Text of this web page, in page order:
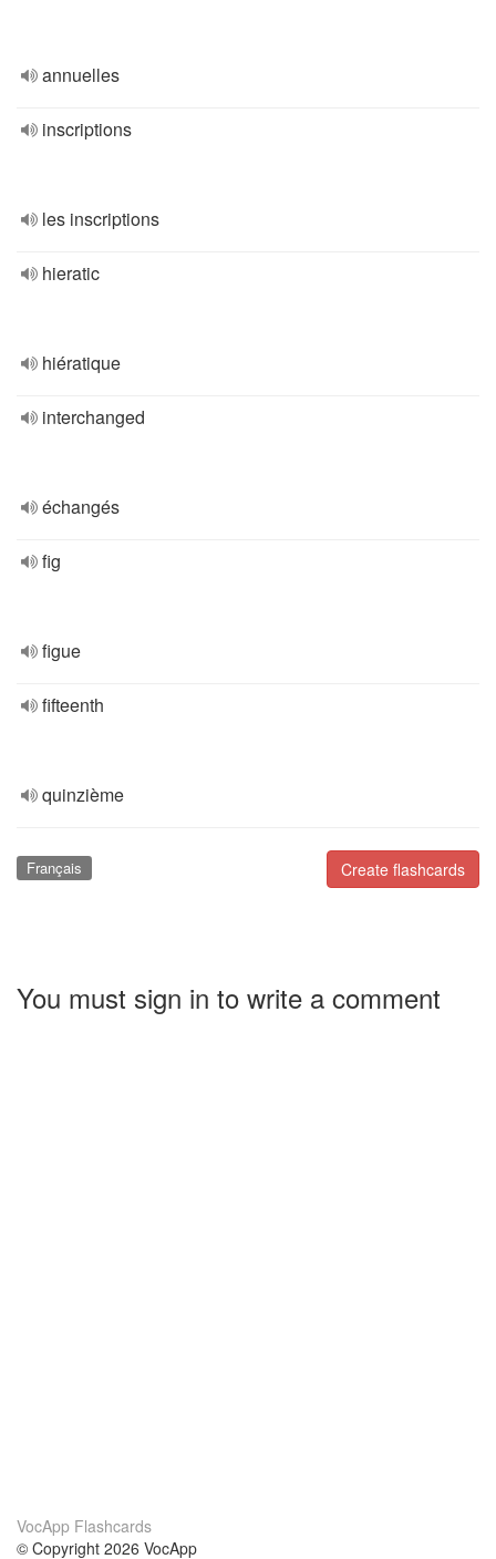
annuelles
inscriptions
les inscriptions
hieratic
hiératique
interchanged
échangés
fig
figue
fifteenth
quinzième
Create flashcards
Français
You must sign in to write a comment
VocApp Flashcards
© Copyright 2026 VocApp